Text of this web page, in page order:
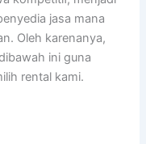
jasa mana
Oleh karenanya,
ini guna
rental kami.